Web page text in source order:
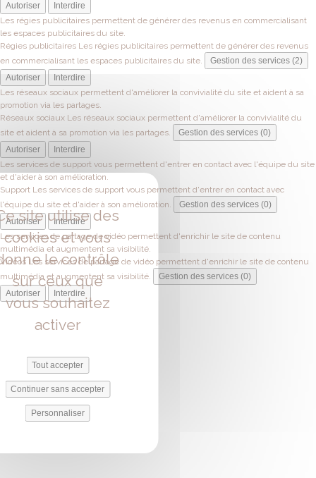
Autoriser
Interdire
Les régies publicitaires permettent de générer des revenus en commercialisant
les espaces publicitaires du site.
Régies publicitaires Les régies publicitaires permettent de générer des revenus
en commercialisant les espaces publicitaires du site.
Gestion des services (2)
Autoriser
Interdire
Les réseaux sociaux permettent d'améliorer la convivialité du site et aident à sa
promotion via les partages.
Réseaux sociaux Les réseaux sociaux permettent d'améliorer la convivialité du
site et aident à sa promotion via les partages.
Gestion des services (0)
Autoriser
Interdire
Les services de support vous permettent d'entrer en contact avec l'équipe du site
et d'aider à son amélioration.
Support Les services de support vous permettent d'entrer en contact avec
l'équipe du site et d'aider à son amélioration.
Gestion des services (0)
Autoriser
Interdire
Les services de partage de vidéo permettent d'enrichir le site de contenu
multimédia et augmentent sa visibilité.
Vidéos Les services de partage de vidéo permettent d'enrichir le site de contenu
multimédia et augmentent sa visibilité.
Gestion des services (0)
Autoriser
Interdire
site utilise des
cookies et vous
le contrôle
sur ceux que
vous souhaitez
activer
Tout accepter
Continuer sans accepter
Personnaliser